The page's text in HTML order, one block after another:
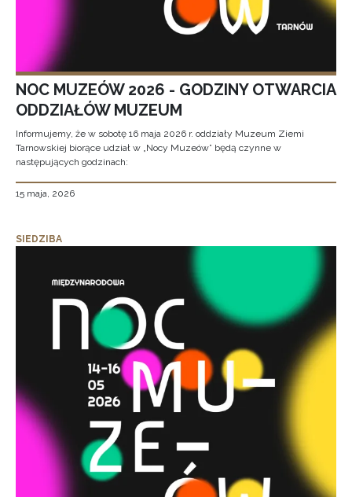
NOC MUZEÓW 2026 - GODZINY OTWARCIA
ODDZIAŁÓW MUZEUM
Informujemy, że w sobotę 16 maja 2026 r. oddziały Muzeum Ziemi
Tarnowskiej biorące udział w „Nocy Muzeów” będą czynne w
następujących godzinach:
15 maja, 2026
SIEDZIBA